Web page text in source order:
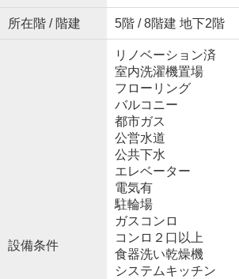
所在階 / 階建 5階 / 8階建 地下2階
設備条件
リノベーション済
室内洗濯機置場
フローリング
バルコニー
都市ガス
公営水道
公共下水
エレベーター
電気有
駐輪場
ガスコンロ
コンロ２口以上
食器洗い乾燥機
システムキッチン